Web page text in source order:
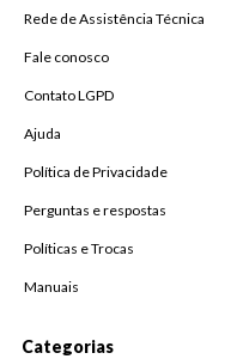
Rede de Assistência Técnica
Fale conosco
Contato LGPD
Ajuda
Política de Privacidade
Perguntas e respostas
Políticas e Trocas
Manuais
Categorias